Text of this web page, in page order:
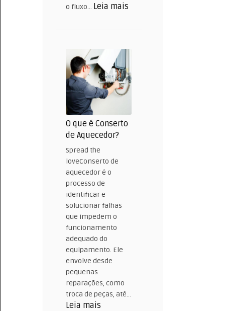
o fluxo… Leia mais
de
de
Água
O que é Conserto
de Aquecedor?
Spread the
loveConserto de
aquecedor é o
processo de
identificar e
solucionar falhas
que impedem o
funcionamento
adequado do
equipamento. Ele
envolve desde
pequenas
reparações, como
troca de peças, até…
Leia mais